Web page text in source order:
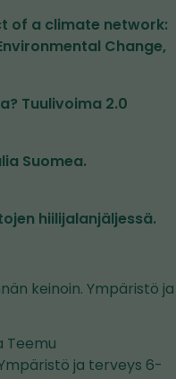
of a climate network:
Change,
Tuulivoima 2.0
Suomea.
hiilijalanjäljessä.
keinoin. Ympäristö ja
Teemu
ja terveys 6-